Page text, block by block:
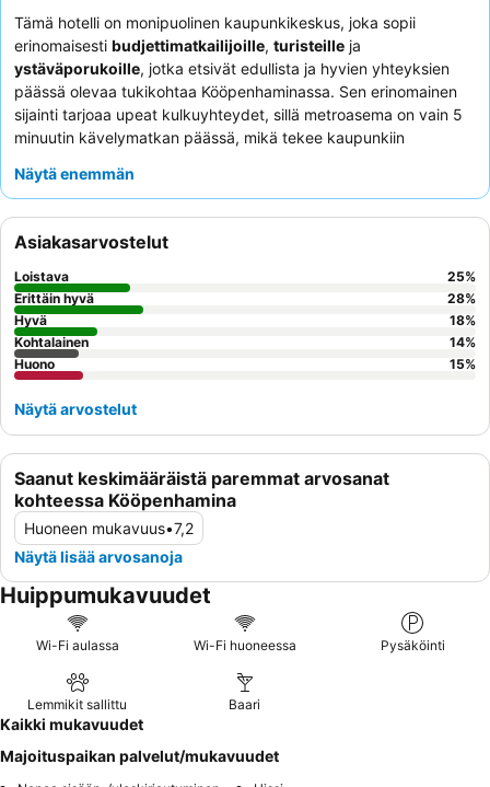
Tämä hotelli on monipuolinen kaupunkikeskus, joka sopii
erinomaisesti budjettimatkailijoille, turisteille ja
ystäväporukoille, jotka etsivät edullista ja hyvien yhteyksien
päässä olevaa tukikohtaa Kööpenhaminassa. Sen erinomainen
sijainti tarjoaa upeat kulkuyhteydet, sillä metroasema on vain 5
minuutin kävelymatkan päässä, mikä tekee kaupunkiin
keittiö , joka tarjoaa vieraille mahdollisuuden valmistaa omia
henkilökunnan avuliaisuutta
joka sisältää suosittuja herkkuja, kuten pannukakkuja.
Rauhallisempaa kokemusta kaipaavien kannattaa harkita
huonetta, joka ei ole kadun puolella melun minimoimiseksi.
Näytä enemmän
Saanut keskimääräistä paremmat arvosanat
kohteessa Kööpenhamina
Huoneen mukavuus•7,2
Näytä lisää arvosanoja
Asiakasarvostelut
Loistava 25%
Erittäin hyvä
28%
Hyvä
18%
Kohtalainen
14%
Huono
15%
Näytä arvostelut
Huippumukavuudet
Wi-Fi aulassa Wi-Fi huoneessa Pysäköinti
Lemmikit sallittu Baari
Kaikki mukavuudet
Majoituspaikan palvelut/mukavuudet